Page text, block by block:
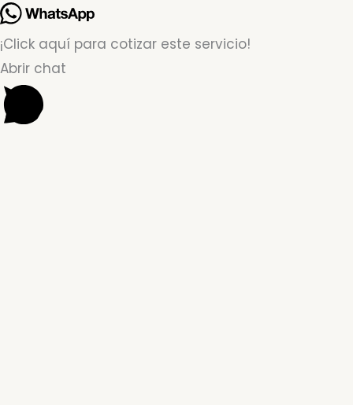
¡Click aquí para cotizar este servicio!
Abrir chat